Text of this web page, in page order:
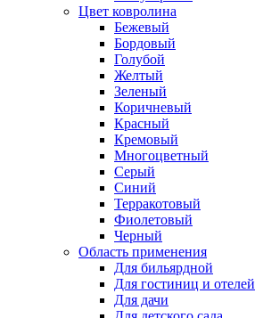
Цвет ковролина
Бежевый
Бордовый
Голубой
Желтый
Зеленый
Коричневый
Красный
Кремовый
Многоцветный
Серый
Синий
Терракотовый
Фиолетовый
Черный
Область применения
Для бильярдной
Для гостиниц и отелей
Для дачи